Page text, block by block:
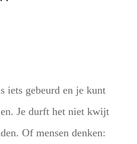
iets gebeurd en je kunt
Je durft het niet kwijt
Of mensen denken: